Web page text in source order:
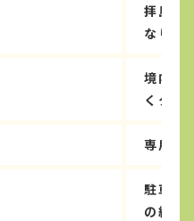
拝島公
なりや
境内に
くクラ
専用駐
駐車ス
の細い